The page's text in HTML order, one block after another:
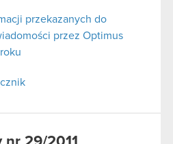
przekazanych do
przez Optimus